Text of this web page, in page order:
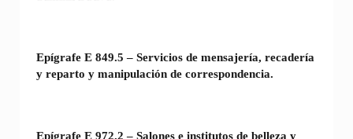
Epígrafe E 849.5 – Servicios de mensajería, recadería
y reparto y manipulación de correspondencia.
Epígrafe E 972.2 – Salones e institutos de belleza y